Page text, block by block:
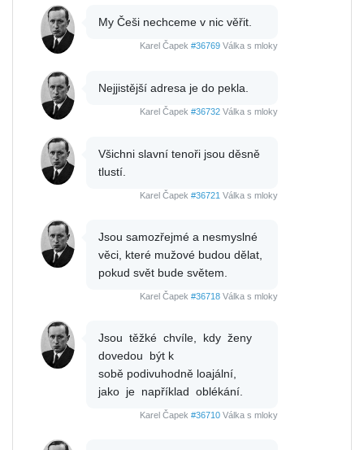
My Češi nechceme v nic věřit.
Karel Čapek #36769 Válka s mloky
Nejjistější adresa je do pekla.
Karel Čapek #36732 Válka s mloky
Všichni slavní tenoři jsou děsně
tlustí.
Karel Čapek #36721 Válka s mloky
Jsou samozřejmé a nesmyslné
věci, které mužové budou dělat,
pokud svět bude světem.
Karel Čapek #36718 Válka s mloky
Jsou těžké chvíle, kdy ženy
dovedou být k
sobě podivuhodně loajální,
jako je například oblékání.
Karel Čapek #36710 Válka s mloky